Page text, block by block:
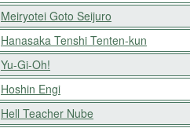
Meiryotei Goto Seijuro
Hanasaka Tenshi Tenten-kun
Yu-Gi-Oh!
Hoshin Engi
Hell Teacher Nube